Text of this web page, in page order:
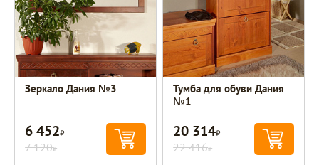
Зеркало Дания №3
6 452Р
7 120Р
Тумба для обуви Дания
№1
20 314Р
22 416Р